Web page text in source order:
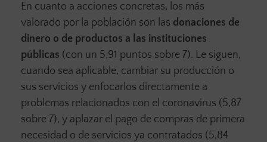
En cuanto a acciones concretas, los más
valorado por la población son las donaciones de
dinero o de productos a las instituciones
públicas (con un 5,91 puntos sobre 7). Le siguen,
cuando sea aplicable, cambiar su producción o
sus servicios y enfocarlos directamente a
problemas relacionados con el coronavirus (5,87
sobre 7), y aplazar el pago de compras de primera
necesidad o de servicios ya contratados (5,84